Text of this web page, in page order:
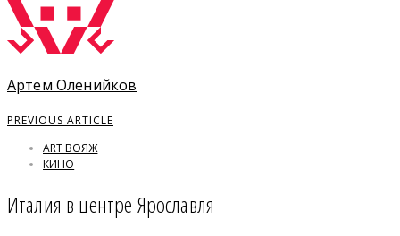
Артем Оленийков
PREVIOUS ARTICLE
ART ВОЯЖ
КИНО
Италия в центре Ярославля